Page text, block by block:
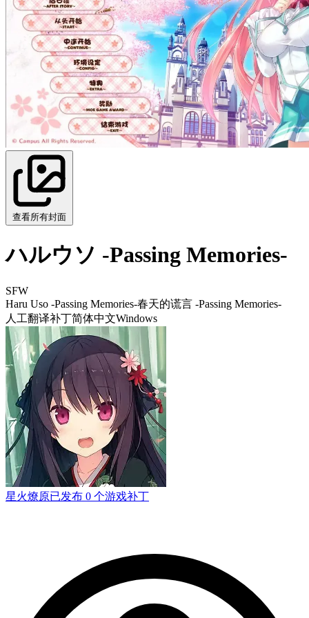
查看所有封面
ハルウソ -Passing Memories-
SFW
Haru Uso -Passing Memories-春天的谎言 -Passing Memories-
人工翻译补丁简体中文Windows
星火燎原已发布 0 个游戏补丁